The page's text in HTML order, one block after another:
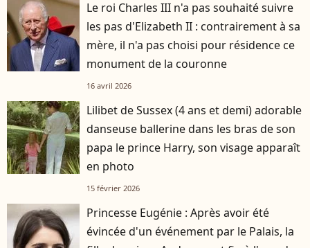
Le roi Charles III n'a pas souhaité suivre
les pas d'Elizabeth II : contrairement à sa
mère, il n'a pas choisi pour résidence ce
monument de la couronne
16 avril 2026
Lilibet de Sussex (4 ans et demi) adorable
danseuse ballerine dans les bras de son
papa le prince Harry, son visage apparaît
en photo
15 février 2026
Princesse Eugénie : Après avoir été
évincée d'un événement par le Palais, la